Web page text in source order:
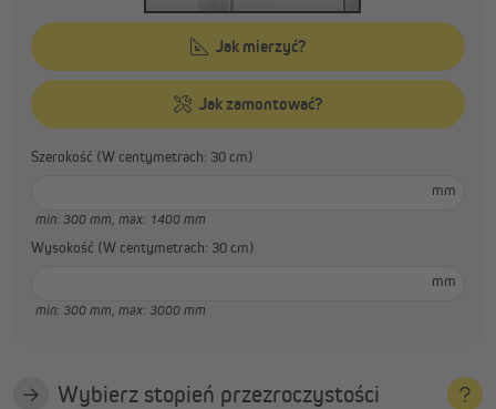
Jak mierzyć?
Jak zamontować?
Szerokość (W centymetrach: 30 cm)
mm
min: 300 mm, max: 1400 mm
Wysokość (W centymetrach: 30 cm)
mm
min: 300 mm, max: 3000 mm
Wybierz stopień przezroczystości